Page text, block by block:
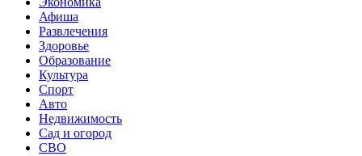
Афиша
Развлечения
Здоровье
Образование
Культура
Спорт
Авто
Недвижимость
Сад и огород
СВО